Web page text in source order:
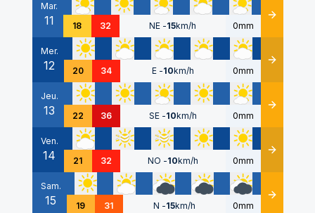
Mar.
11 18 32 NE -15km/h 0mm Détails
Mer.
12 20 34 E -10km/h 0mm Détails
Jeu.
13 22 36 SE -10km/h 0mm Détails
Ven.
14 21 32 NO -10km/h 0mm Détails
Sam.
15 19 31 N -15km/h 0mm Détails